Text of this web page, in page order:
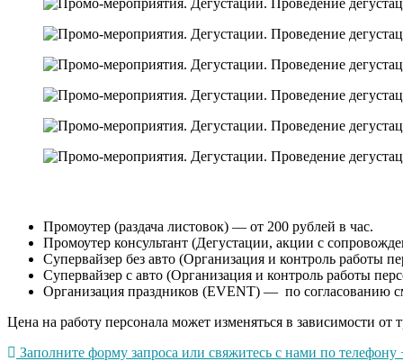
Промоутер (раздача листовок) — от 200 рублей в час.
Промоутер консультант (Дегустации, акции с
Супервайзер без авто (Организация и контроль работы
Супервайзер с авто (Организация и контроль работы
Организация праздников (EVENT) — по согласованию
Цена на работу персонала может изменяться в зависимости
Заполните форму запроса или свяжитесь с нами по